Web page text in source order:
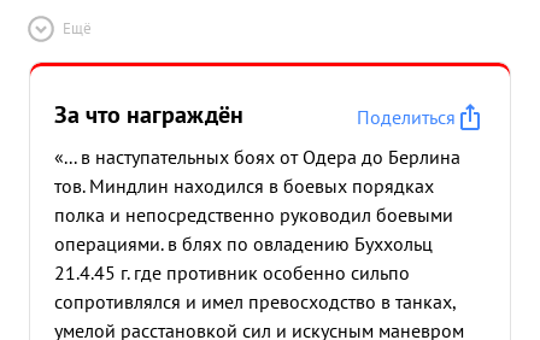
Ещё
За что награждён
Поделиться
«... в наступательных боях от Одера до Берлина
тов. Миндлин находился в боевых порядках
полка и непосредственно руководил боевыми
операциями. в блях по овладению Буххольц
21.4.45 г. где противник особенно сильпо
сопротивлялся и имел превосходство в танках,
умелой расстановкой сил и искусным маневром